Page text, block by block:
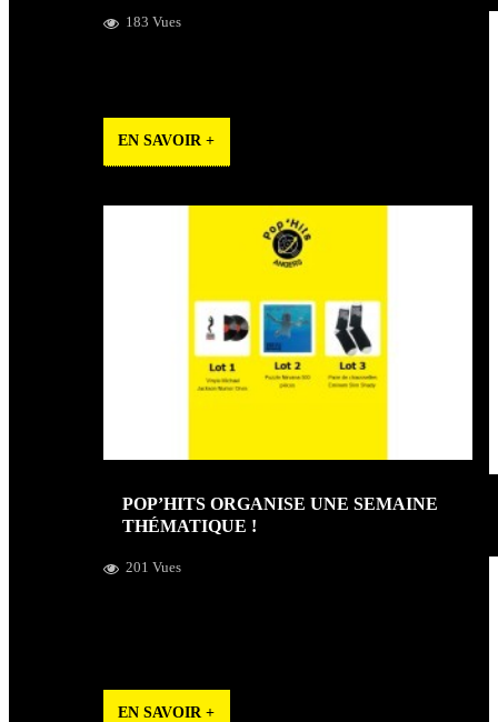
183 Vues
EN SAVOIR +
POP’HITS ORGANISE UNE SEMAINE
THÉMATIQUE !
201 Vues
EN SAVOIR +